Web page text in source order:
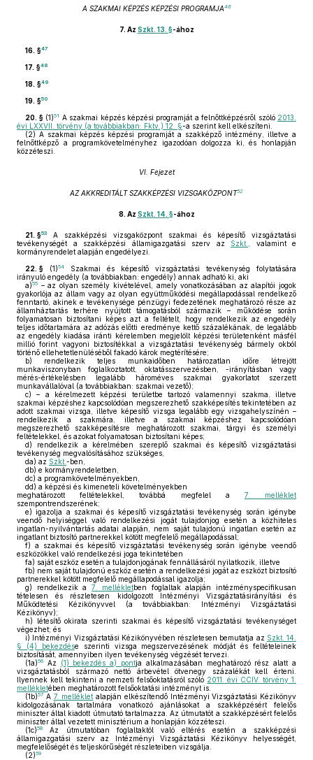
A SZAKMAI KÉPZÉS KÉPZÉSI PROGRAMJA46
7. Az Szkt. 13. §-ához
16. §47
17. §48
18. §49
19. §50
20. § (1)51 A szakmai képzés képzési programját a felnőttképzésről szóló 2013.
évi LXXVII. törvény (a továbbiakban: Fktv.) 12. §-a szerint kell elkészíteni.
(2) A szakmai képzés képzési programját a szakképző intézmény, illetve a
felnőttképző a programkövetelményhez igazodóan dolgozza ki, és honlapján
közzéteszi.
VI. Fejezet
AZ AKKREDITÁLT SZAKKÉPZÉSI VIZSGAKÖZPONT52
8. Az Szkt. 14. §-ához
21. §53
A szakképzési vizsgaközpont szakmai és képesítő vizsgáztatási
tevékenységét a szakképzési államigazgatási szerv az Szkt.
, valamint e
kormányrendelet alapján engedélyezi.
22. § (1)54
Szakmai és képesítő vizsgáztatási tevékenység folytatására
irányuló engedély (a továbbiakban: engedély) annak adható ki, aki
a)55 – az olyan személy kivételével, amely vonatkozásában az alapítói jogok
gyakorlója az állam vagy az olyan együttműködési megállapodással rendelkező
fenntartó, akinek e tevékenysége pénzügyi fedezetének meghatározó része az
államháztartás terhére nyújtott támogatásból származik – működése során
folyamatosan biztosítani képes azt a feltételt, hogy rendelkezik az engedély
teljes időtartamára az adózás előtti eredménye kettő százalékának, de legalább
az engedély kiadása iránti kérelemben megjelölt képzési területenként másfél
millió forint vagyoni biztosítékkal a vizsgáztatási tevékenység bármely okból
történő ellehetetlenüléséből fakadó károk megtérítésére;
b) rendelkezik teljes munkaidőben határozatlan időre létrejött
munkaviszonyban foglalkoztatott, oktatásszervezésben, -irányításban vagy
mérés-értékelésben legalább hároméves szakmai gyakorlatot szerzett
munkavállalóval (a továbbiakban: szakmai vezető);
c) – a kérelmezett képzési területbe tartozó valamennyi szakma, illetve
szakmai képzéshez kapcsolódóan megszerezhető szakképesítés tekintetében az
adott szakmai vizsga, illetve képesítő vizsga legalább egy vizsgahelyszínén –
rendelkezik a szakmára, illetve a szakmai képzéshez kapcsolódóan
megszerezhető szakképesítésre meghatározott szakmai, tárgyi és személyi
feltételekkel, és azokat folyamatosan biztosítani képes;
d) rendelkezik a kérelmében szereplő szakmai és képesítő vizsgáztatási
tevékenység megvalósításához szükséges,
da) az Szkt. -ben,
db) e kormányrendeletben,
dc) a programkövetelményekben,
dd) a képzési és kimeneteli követelményekben
meghatározott feltételekkel, továbbá megfelel a 7. melléklet
szempontrendszerének;
e) igazolja a szakmai és képesítő vizsgáztatási tevékenység során igénybe
veendő helyiséggel való rendelkezési jogát tulajdonjog esetén a közhiteles
ingatlan-nyilvántartás adatai alapján, nem saját tulajdonú ingatlan esetén az
ingatlant biztosító partnerekkel kötött megfelelő megállapodással;
f) a szakmai és képesítő vizsgáztatási tevékenység során igénybe veendő
eszközökkel való rendelkezési joga tekintetében
fa) saját eszköz esetén a tulajdonjogának fennállásáról nyilatkozik, illetve
fb) nem saját tulajdonú eszköz esetén a rendelkezési jogát az eszközt biztosító
partnerekkel kötött megfelelő megállapodással igazolja;
g) rendelkezik a7. mellékletben foglaltak alapján intézményspecifikusan
tételesen és részletesen kidolgozott Intézményi Vizsgáztatásirányítási és
Működtetési Kézikönyvvel (a továbbiakban: Intézményi Vizsgáztatási
Kézikönyv);
h) létesítő okirata szerinti szakmai és képesítő vizsgáztatási tevékenységet
végezhet; és
i) Intézményi Vizsgáztatási Kézikönyvében részletesen bemutatja az Szkt. 14.
§ (4) bekezdése szerinti vizsga megszervezésének módját és feltételeinek
biztosítását, amennyiben ilyen tevékenység végzését tervezi.
(1a)56 Az (1) bekezdés a) pontja alkalmazásában meghatározó rész alatt a
vizsgáztatásból származó nettó árbevétel ötvenegy százalékát kell érteni.
Ilyennek kell tekinteni a nemzeti felsőoktatásról szóló 2011. évi CCIV. törvény 1.
mellékletében meghatározott felsőoktatási intézményt is.
(1b)57 A 7. melléklet alapján elkészítendő Intézményi Vizsgáztatási Kézikönyv
kidolgozásának tartalmára vonatkozó ajánlásokat a szakképzésért felelős
miniszter által kiadott útmutató tartalmazza. Az útmutatót a szakképzésért felelős
miniszter által vezetett minisztérium a honlapján közzéteszi.
(1c)58
Az útmutatóban foglaltaktól való eltérés esetén a szakképzési
államigazgatási szerv az Intézményi Vizsgáztatási Kézikönyv helyességét,
megfelelőségét és teljeskörűségét részleteiben vizsgálja.
(2)59